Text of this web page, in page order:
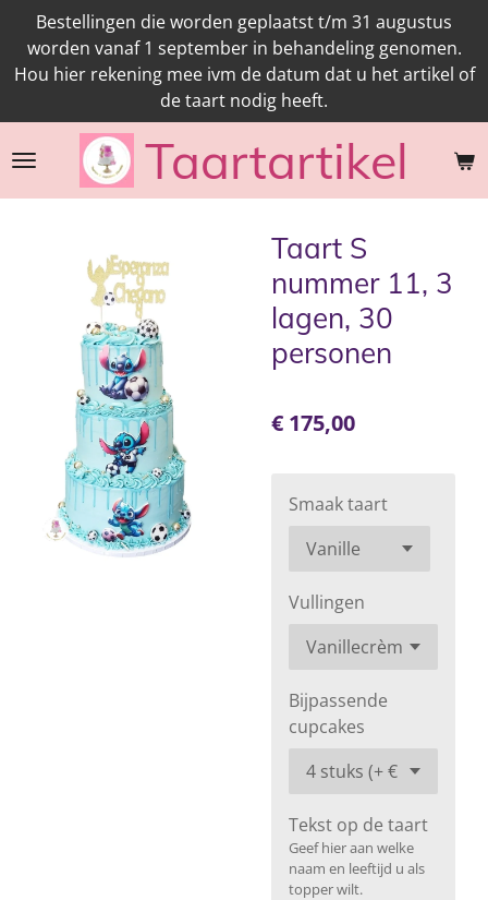
direct
naar
hoofdinhoud
Taartartikel
Bestellingen die worden geplaatst t/m 31 augustus
worden vanaf 1 september in behandeling genomen.
Hou hier rekening mee ivm de datum dat u het artikel of
de taart nodig heeft.
Taart S
nummer 11, 3
lagen, 30
personen
€ 175,00
Smaak taart
Vullingen
Bijpassende
cupcakes
Tekst op de taart
Geef hier aan welke
naam en leeftijd u als
topper wilt.